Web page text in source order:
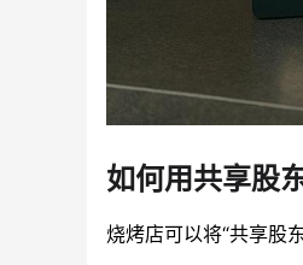
如何用共享股
烧烤店可以将“共享股